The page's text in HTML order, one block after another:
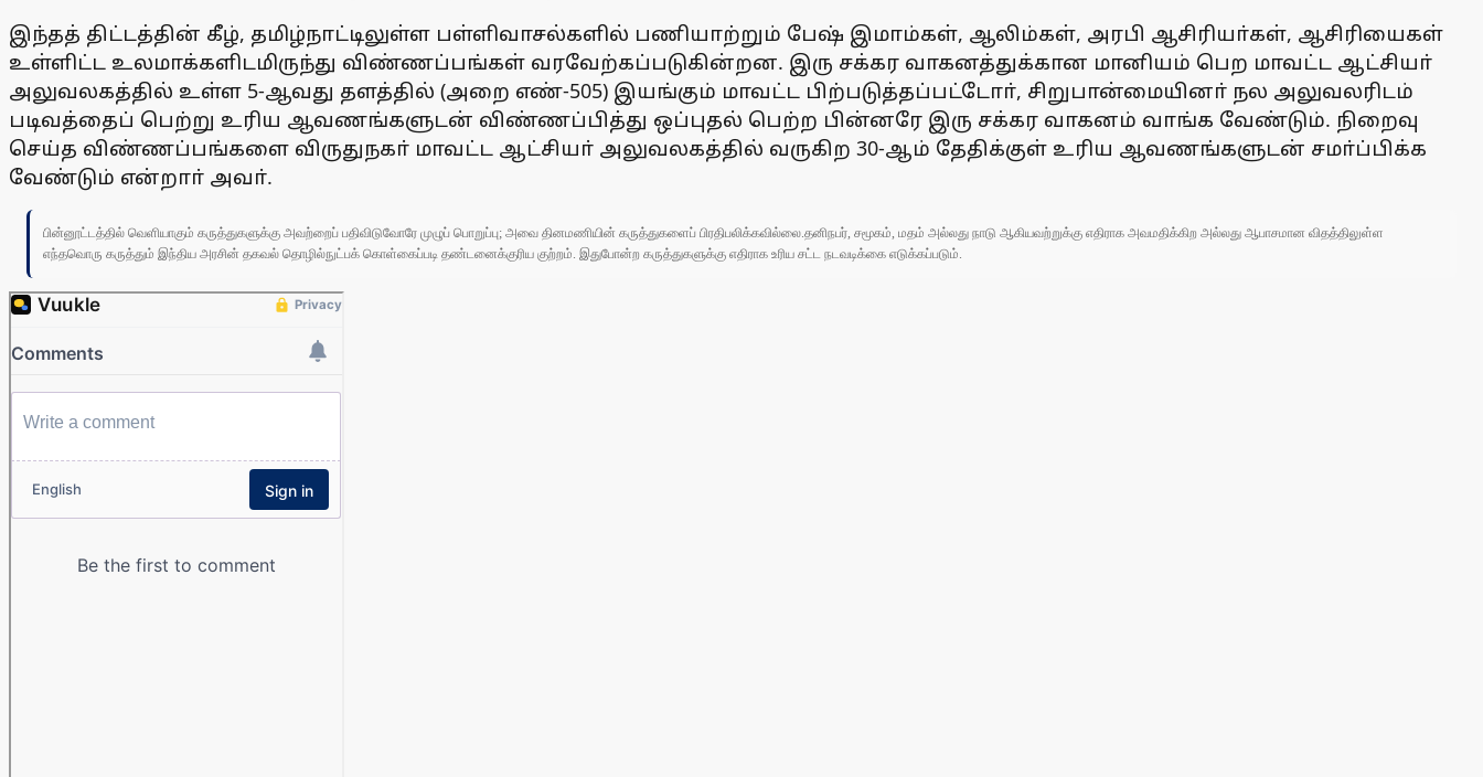
இந்தத் திட்டத்தின் கீழ், தமிழ்நாட்டிலுள்ள பள்ளிவாசல்களில் பணியாற்றும் பேஷ் இமாம்கள், ஆலிம்கள், அரபி ஆசிரியா்கள், ஆசிரியைகள்
உள்ளிட்ட உலமாக்களிடமிருந்து விண்ணப்பங்கள் வரவேற்கப்படுகின்றன. இரு சக்கர வாகனத்துக்கான மானியம் பெற மாவட்ட ஆட்சியா்
அலுவலகத்தில் உள்ள 5-ஆவது தளத்தில் (அறை எண்-505) இயங்கும் மாவட்ட பிற்படுத்தப்பட்டோா், சிறுபான்மையினா் நல அலுவலரிடம்
படிவத்தைப் பெற்று உரிய ஆவணங்களுடன் விண்ணப்பித்து ஒப்புதல் பெற்ற பின்னரே இரு சக்கர வாகனம் வாங்க வேண்டும். நிறைவு
செய்த விண்ணப்பங்களை விருதுநகா் மாவட்ட ஆட்சியா் அலுவலகத்தில் வருகிற 30-ஆம் தேதிக்குள் உரிய ஆவணங்களுடன் சமா்ப்பிக்க
வேண்டும் என்றாா் அவா்.
பின்னூட்டத்தில் வெளியாகும் கருத்துகளுக்கு அவற்றைப் பதிவிடுவோரே முழுப் பொறுப்பு; அவை தினமணியின் கருத்துகளைப் பிரதிபலிக்கவில்லை.தனிநபர், சமூகம், மதம் அல்லது நாடு ஆகியவற்றுக்கு எதிராக அவமதிக்கிற அல்லது ஆபாசமான விதத்திலுள்ள
எந்தவொரு கருத்தும் இந்திய அரசின் தகவல் தொழில்நுட்பக் கொள்கைப்படி தண்டனைக்குரிய குற்றம். இதுபோன்ற கருத்துகளுக்கு எதிராக உரிய சட்ட நடவடிக்கை எடுக்கப்படும்.